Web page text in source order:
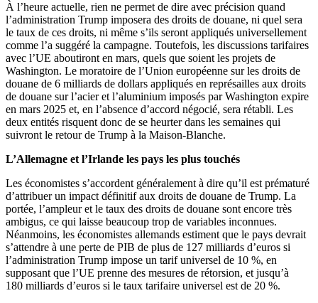
À l’heure actuelle, rien ne permet de dire avec précision quand
l’administration Trump imposera des droits de douane, ni quel sera
le taux de ces droits, ni même s’ils seront appliqués universellement
comme l’a suggéré la campagne. Toutefois, les discussions tarifaires
avec l’UE aboutiront en mars, quels que soient les projets de
Washington. Le moratoire de l’Union européenne sur les droits de
douane de 6 milliards de dollars appliqués en représailles aux droits
de douane sur l’acier et l’aluminium imposés par Washington expire
en mars 2025 et, en l’absence d’accord négocié, sera rétabli. Les
deux entités risquent donc de se heurter dans les semaines qui
suivront le retour de Trump à la Maison-Blanche.
L’Allemagne et l’Irlande les pays les plus touchés
Les économistes s’accordent généralement à dire qu’il est prématuré
d’attribuer un impact définitif aux droits de douane de Trump. La
portée, l’ampleur et le taux des droits de douane sont encore très
ambigus, ce qui laisse beaucoup trop de variables inconnues.
Néanmoins, les économistes allemands estiment que le pays devrait
s’attendre à une perte de PIB de plus de 127 milliards d’euros si
l’administration Trump impose un tarif universel de 10 %, en
supposant que l’UE prenne des mesures de rétorsion, et jusqu’à
180 milliards d’euros si le taux tarifaire universel est de 20 %.